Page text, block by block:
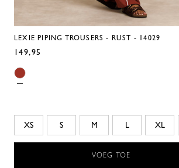
LEXIE PIPING TROUSERS - RUST - 14029
149,95
XS S M L XL
VOEG TOE